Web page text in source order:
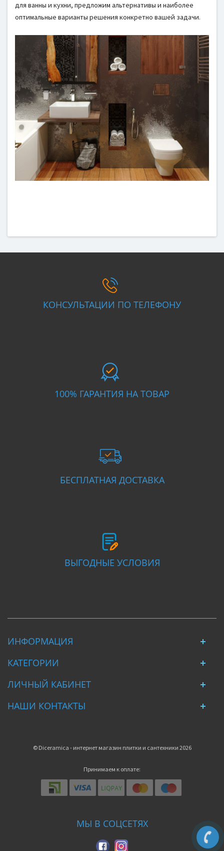
для ванны и кухни, предложим альтернативы и наиболее
оптимальные варианты решения конкретно вашей задачи.
КОНСУЛЬТАЦИИ ПО ТЕЛЕФОНУ
100% ГАРАНТИЯ НА ТОВАР
БЕСПЛАТНАЯ ДОСТАВКА
ВЫГОДНЫЕ УСЛОВИЯ
ИНФОРМАЦИЯ
КАТЕГОРИИ
ЛИЧНЫЙ КАБИНЕТ
НАШИ КОНТАКТЫ
© Diceramica - интернет магазин плитки и сантехники 2026
Принимаем к оплате:
МЫ В СОЦСЕТЯХ